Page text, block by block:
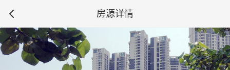
房源详情